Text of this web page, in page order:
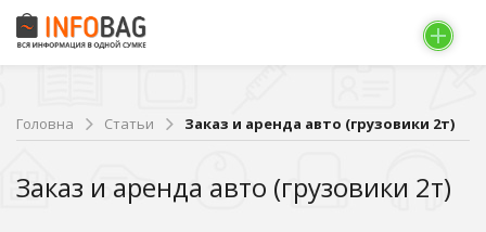
Головна Статьи Заказ и аренда авто (грузовики 2т)
Заказ и аренда авто (грузовики 2т)